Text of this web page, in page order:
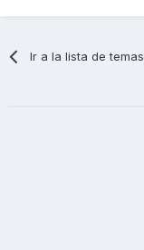
Ir a la lista de temas